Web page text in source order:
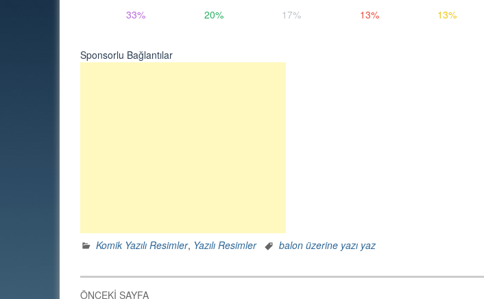
33% 20% 17% 13% 13%
Sponsorlu Bağlantılar
Komik Yazılı Resimler, Yazılı Resimler balon üzerine yazı yaz
Yazı
ÖNCEKI SAYFA